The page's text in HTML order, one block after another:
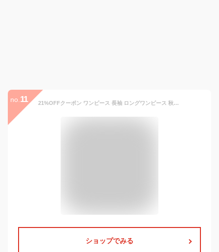
no. 11 21%OFFクーポン ワンピース 長袖 ロングワンピース 秋冬 コーデ レディース 花柄 ママ おしゃれ 即納 春 秋 冬 きれいめ マキシ ロング Uネック ワンピ 30代40代50代 送料無料 フォーマル 七五三 出勤 冠婚葬祭 結婚式 ブラック ネイビー ベージュ S M L LL 2XL
ショップでみる